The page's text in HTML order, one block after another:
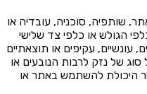
שותפיה, סוכניה, עובדיה או
הגולש או כלפי צד שלישי
עונשיים, עקיפים או תוצאתיים
של נזק לרבות הנובעים או
היכולת להשתמש באתר או